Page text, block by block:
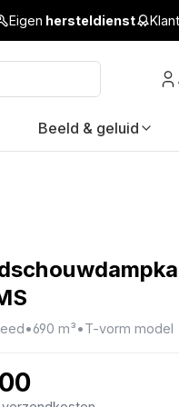
Eigen hersteldienst
Beeld & geluid
•690 m³•T-vorm model